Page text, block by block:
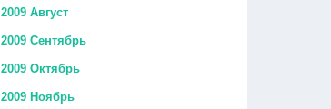
2009 Август
2009 Сентябрь
2009 Октябрь
2009 Ноябрь